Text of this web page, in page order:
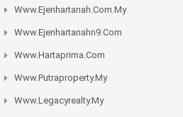
Www.ejenhartanah.com.my
Www.ejenhartanahn9.com
Www.hartaprima.com
Www.putraproperty.my
Www.legacyrealty.my